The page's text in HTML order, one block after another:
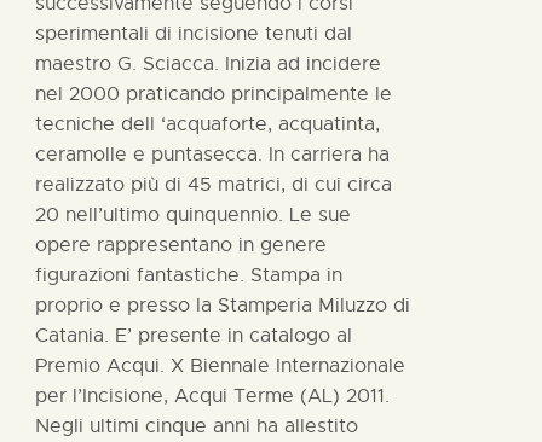
sperimentali di incisione tenuti dal
maestro G. Sciacca. Inizia ad incidere
nel 2000 praticando principalmente le
tecniche dell ‘acquaforte, acquatinta,
ceramolle e puntasecca. In carriera ha
realizzato più di 45 matrici, di cui circa
20 nell’ultimo quinquennio. Le sue
opere rappresentano in genere
figurazioni fantastiche. Stampa in
proprio e presso la Stamperia Miluzzo di
Catania. E’ presente in catalogo al
Premio Acqui. X Biennale Internazionale
per l’Incisione, Acqui Terme (AL) 2011.
Negli ultimi cinque anni ha allestito